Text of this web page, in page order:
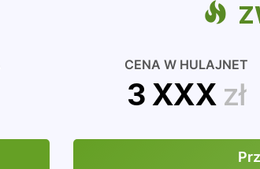
CENA W HULAJNET
3 XXX zł